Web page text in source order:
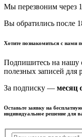
Мы перезвоним через
Вы обратились после
Хотите познакомиться с нами
Подпишитесь на нашу
полезных записей для
За подписку — месяц
Оставьте заявку на
индивидуальное решение для